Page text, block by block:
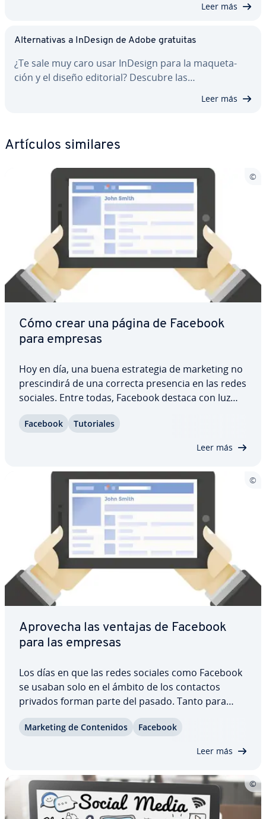
Leer más
Al­te­r­na­ti­vas a InDesign de Adobe gratuitas
¿Te sale muy caro usar InDesign para la ma­que­ta­
ción y el diseño editorial? Descubre las…
Leer más
Artículos similares
Cómo crear una página de Facebook
para empresas
Hoy en día, una buena es­tra­te­gia de marketing no
pre­s­ci­n­di­rá de una correcta presencia en las redes
sociales. Entre todas, Facebook destaca con luz
grandes compañías a pequeñas tiendas online,
Facebook Tu­to­ria­les
Leer más
Aprovecha las ventajas de Facebook
para las empresas
Los días en que las redes sociales como Facebook
se usaban solo en el ámbito de los contactos
privados forman parte del pasado. Tanto para
artistas, partidos políticos o compañías, las redes
sociales son la forma ideal de co­mu­ni­car­se con
Marketing de Co­n­te­ni­dos Facebook
Leer más